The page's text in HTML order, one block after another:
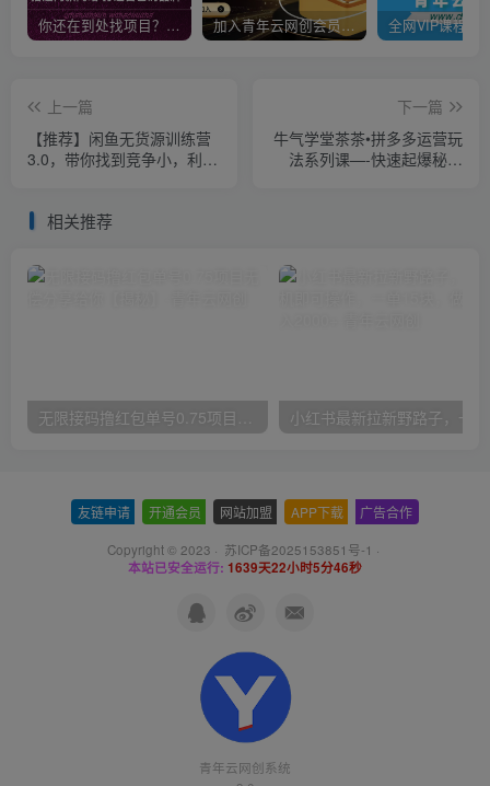
你还在到处找项目？还在当韭菜？我靠卖项目一个月收入5万+，曾经我也是个失败者。 加入青年云网创会员，全站资源免费学习。加入高级合伙人，推广日入1000+
上一篇
【推荐】闲鱼无货源训练营
3.0，带你找到竞争小，利润
下一篇
牛气学堂茶茶•拼多多运营玩
法系列课—-快速起爆秘籍
相关推荐
无限接码撸红包单号0.75项目无偿分享给你【揭秘】
友链申请 开通会员 网站加盟 APP下载 广告合作
Copyright © 2023 · 苏ICP备2025153851号-1 ·
本站已安全运行: 1639天22小时5分46秒
青年云网创系统